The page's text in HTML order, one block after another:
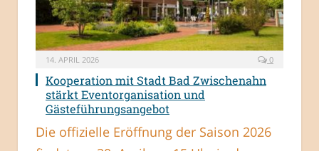
14. APRIL 2026 0
Kooperation mit Stadt Bad Zwischenahn
stärkt Eventorganisation und
Gästeführungsangebot
Die offizielle Eröffnung der Saison 2026